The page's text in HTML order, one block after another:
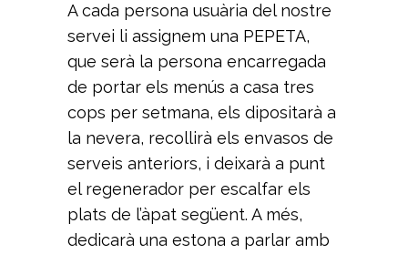
A cada persona usuària del nostre
servei li assignem una PEPETA,
que serà la persona encarregada
de portar els menús a casa tres
cops per setmana, els dipositarà a
la nevera, recollirà els envasos de
serveis anteriors, i deixarà a punt
el regenerador per escalfar els
plats de l’àpat següent. A més,
dedicarà una estona a parlar amb